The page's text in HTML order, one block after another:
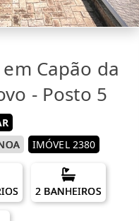
Capão da
- Posto 5
IMÓVEL 2380
2 BANHEIROS